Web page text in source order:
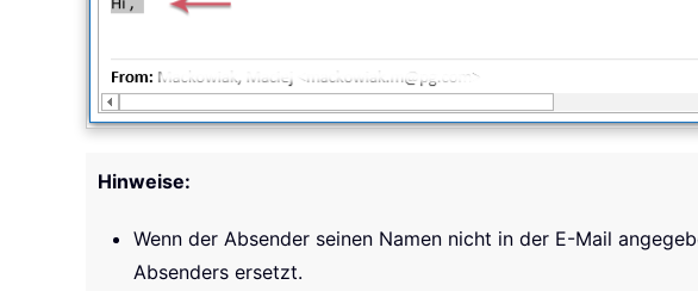
Hinweise:
Wenn der Absender seinen Namen nicht in der E-Mail
Absenders ersetzt.